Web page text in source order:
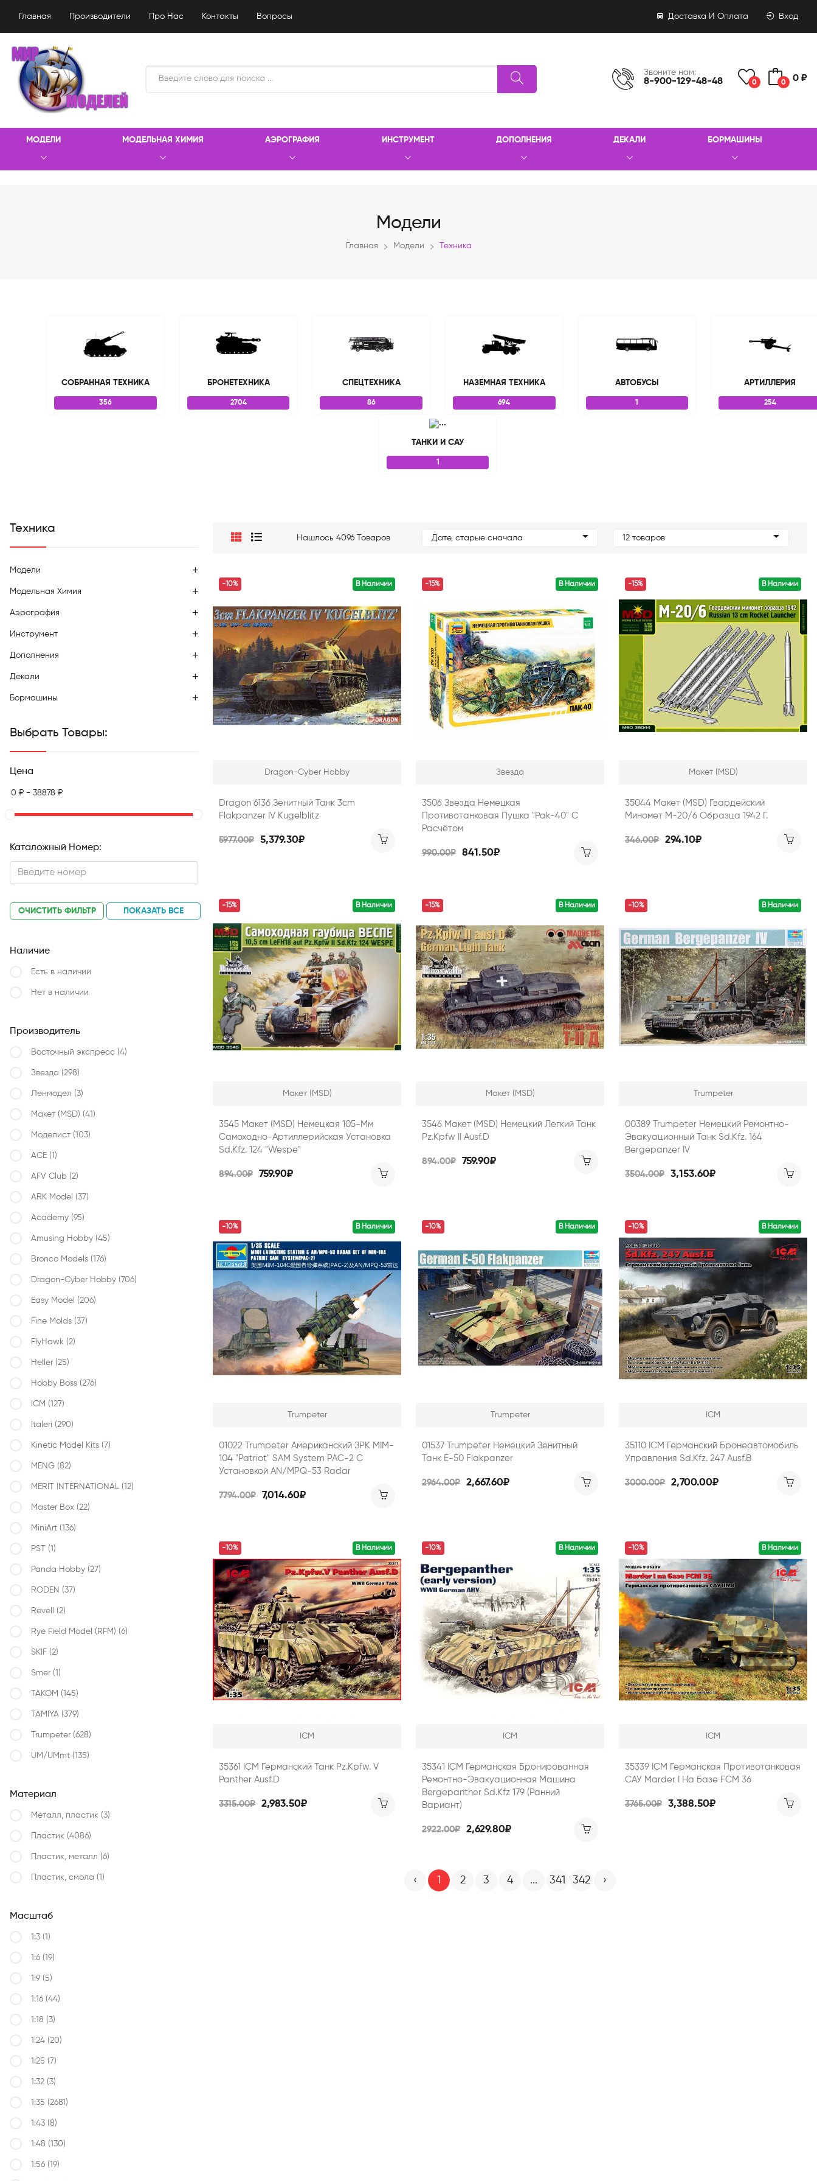
Главная Производители Про Нас Контакты Вопросы Доставка И Оплата Вход
Звоните нам:
8-900-129-48-48 0 0 0 ₽
МОДЕЛИ МОДЕЛЬНАЯ ХИМИЯ АЭРОГРАФИЯ ИНСТРУМЕНТ ДОПОЛНЕНИЯ ДЕКАЛИ БОРМАШИНЫ
Модели
Главная Модели Техника
СОБРАННАЯ ТЕХНИКА
356
БРОНЕТЕХНИКА
2704
СПЕЦТЕХНИКА
86
НАЗЕМНАЯ ТЕХНИКА
694
АВТОБУСЫ
1
АРТИЛЛЕРИЯ
254
ТАНКИ И САУ
1
Нашлось 4096 Товаров Дате, старые сначала 12 товаров
В Наличии
-10%
Dragon-Cyber ​​Hobby
Dragon 6136 Зенитный Танк 3cm
Flakpanzer IV Kugelblitz
5977.00₽ 5,379.30₽
В Наличии
-15%
Звезда
3506 Звезда Немецкая
Противотанковая Пушка "Pak-40" С
Расчётом
990.00₽ 841.50₽
В Наличии
-15%
Макет (MSD)
35044 Макет (MSD) Гвардейский
Миномет М-20/6 Образца 1942 Г.
346.00₽ 294.10₽
В Наличии
-15%
Макет (MSD)
3545 Макет (MSD) Немецкая 105-Мм
Самоходно-Артиллерийская Установка
Sd.Kfz. 124 "Wespe"
894.00₽ 759.90₽
В Наличии
-15%
Макет (MSD)
3546 Макет (MSD) Немецкий Легкий Танк
Pz.Kpfw II Ausf.D
894.00₽ 759.90₽
В Наличии
-10%
Trumpeter
00389 Trumpeter Немецкий Ремонтно-
Эвакуационный Танк Sd.Kfz. 164
Bergepanzer IV
3504.00₽ 3,153.60₽
В Наличии
-10%
Trumpeter
01022 Trumpeter Американский ЗРК MIM-
104 "Patriot" SAM System PAC-2 С
Установкой AN/MPQ-53 Radar
7794.00₽ 7,014.60₽
В Наличии
-10%
Trumpeter
01537 Trumpeter Немецкий Зенитный
Танк E-50 Flakpanzer
2964.00₽ 2,667.60₽
В Наличии
-10%
ICM
35110 ICM Германский Бронеавтомобиль
Управления Sd.Kfz. 247 Ausf.B
3000.00₽ 2,700.00₽
В Наличии
-10%
ICM
35361 ICM Германский Танк Pz.Kpfw. V
Panther Ausf.D
3315.00₽ 2,983.50₽
В Наличии
-10%
ICM
35341 ICM Германская Бронированная
Ремонтно-Эвакуационная Машина
Bergepanther Sd.Kfz 179 (ранний
Вариант)
2922.00₽ 2,629.80₽
В Наличии
-10%
ICM
35339 ICM Германская Противотанковая
САУ Marder I На Базе FCM 36
3765.00₽ 3,388.50₽
‹ 1 2 3 4 ... 341 342 ›
Техника
Модели
Модельная Химия
Аэрография
Инструмент
Дополнения
Декали
Бормашины
Выбрать Товары:
Цена
Каталожный Номер:
ОЧИСТИТЬ ФИЛЬТР ПОКАЗАТЬ ВСЕ
Наличие
Есть в наличии
Нет в наличии
Производитель
Восточный экспресс (4)
Звезда (298)
Ленмодел (3)
Макет (MSD) (41)
Моделист (103)
ACE (1)
AFV Club (2)
ARK Model (37)
Academy (95)
Amusing Hobby (45)
Bronco Models (176)
Dragon-Cyber ​​Hobby (706)
Easy Model (206)
Fine Molds (37)
FlyHawk (2)
Heller (25)
Hobby Boss (276)
ICM (127)
Italeri (290)
Kinetic Model Kits (7)
MENG (82)
MERIT INTERNATIONAL (12)
Master Box (22)
MiniArt (136)
PST (1)
Panda Hobby (27)
RODEN (37)
Revell (2)
Rye Field Model (RFM) (6)
SKIF (2)
Smer (1)
TAKOM (145)
TAMIYA (379)
Trumpeter (628)
UM/UMmt (135)
Материал
Металл, пластик (3)
Пластик (4086)
Пластик, металл (6)
Пластик, смола (1)
Масштаб
1:3 (1)
1:6 (19)
1:9 (5)
1:16 (44)
1:18 (3)
1:24 (20)
1:25 (7)
1:32 (3)
1:35 (2681)
1:43 (8)
1:48 (130)
1:56 (19)